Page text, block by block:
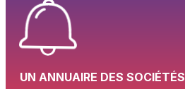
UN ANNUAIRE DES SOCIÉTÉS